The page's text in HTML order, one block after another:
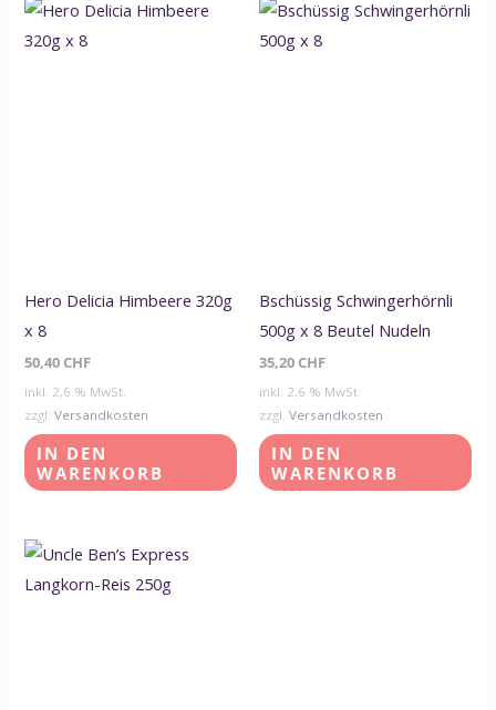
Hero Delicia Himbeere 320g
x 8
50,40 CHF
inkl. 2,6 % MwSt.
zzgl.Versandkosten
IN DEN
WARENKORB
Bschüssig Schwingerhörnli
500g x 8 Beutel Nudeln
35,20 CHF
inkl. 2,6 % MwSt.
zzgl. Versandkosten
IN DEN
WARENKORB